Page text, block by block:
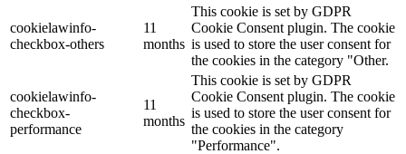
cookielawinfo-
checkbox-others
11
months
This cookie is set by GDPR
Cookie Consent plugin. The cookie
is used to store the user consent for
the cookies in the category "Other.
cookielawinfo-
checkbox-
performance
11
months
This cookie is set by GDPR
Cookie Consent plugin. The cookie
is used to store the user consent for
the cookies in the category
"Performance".